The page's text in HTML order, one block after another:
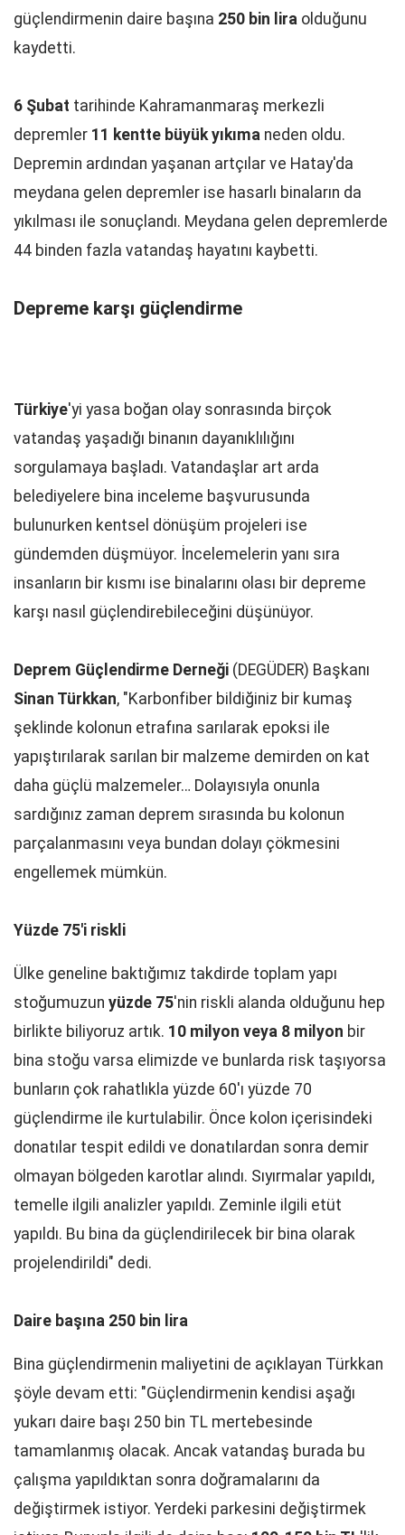
güçlendirmenin daire başına 250 bin lira olduğunu
kaydetti.
6 Şubat tarihinde Kahramanmaraş merkezli
depremler 11 kentte büyük yıkıma neden oldu.
Depremin ardından yaşanan artçılar ve Hatay'da
meydana gelen depremler ise hasarlı binaların da
yıkılması ile sonuçlandı. Meydana gelen depremlerde
44 binden fazla vatandaş hayatını kaybetti.
Depreme karşı güçlendirme
Türkiye'yi yasa boğan olay sonrasında birçok
vatandaş yaşadığı binanın dayanıklılığını
sorgulamaya başladı. Vatandaşlar art arda
belediyelere bina inceleme başvurusunda
bulunurken kentsel dönüşüm projeleri ise
gündemden düşmüyor. İncelemelerin yanı sıra
insanların bir kısmı ise binalarını olası bir depreme
karşı nasıl güçlendirebileceğini düşünüyor.
Deprem Güçlendirme Derneği (DEGÜDER) Başkanı
Sinan Türkkan, "Karbonfiber bildiğiniz bir kumaş
şeklinde kolonun etrafına sarılarak epoksi ile
yapıştırılarak sarılan bir malzeme demirden on kat
daha güçlü malzemeler… Dolayısıyla onunla
sardığınız zaman deprem sırasında bu kolonun
parçalanmasını veya bundan dolayı çökmesini
engellemek mümkün.
Yüzde 75'i riskli
Ülke geneline baktığımız takdirde toplam yapı
stoğumuzun yüzde 75'nin riskli alanda olduğunu hep
birlikte biliyoruz artık. 10 milyon veya 8 milyon bir
bina stoğu varsa elimizde ve bunlarda risk taşıyorsa
bunların çok rahatlıkla yüzde 60'ı yüzde 70
güçlendirme ile kurtulabilir. Önce kolon içerisindeki
donatılar tespit edildi ve donatılardan sonra demir
olmayan bölgeden karotlar alındı. Sıyırmalar yapıldı,
temelle ilgili analizler yapıldı. Zeminle ilgili etüt
yapıldı. Bu bina da güçlendirilecek bir bina olarak
projelendirildi" dedi.
Daire başına 250 bin lira
Bina güçlendirmenin maliyetini de açıklayan Türkkan
şöyle devam etti: "Güçlendirmenin kendisi aşağı
yukarı daire başı 250 bin TL mertebesinde
tamamlanmış olacak. Ancak vatandaş burada bu
çalışma yapıldıktan sonra doğramalarını da
değiştirmek istiyor. Yerdeki parkesini değiştirmek